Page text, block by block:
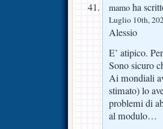
mamo ha
Luglio 10th,
Alessio
E’ atipico.
Sono sicuro
Ai mondiali
stimato) lo
problemi di
al modulo…